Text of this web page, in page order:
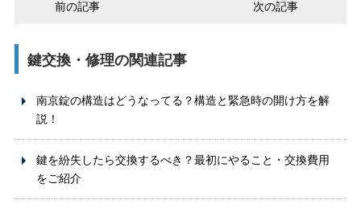
前の記事 次の記事
鍵交換・修理の関連記事
南京錠の構造はどうなってる？構造と緊急時の開け方を解
説！
鍵を紛失したら交換するべき？最初にやること・交換費用
をご紹介